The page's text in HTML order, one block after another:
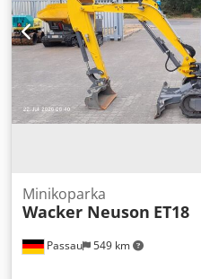
Passau 549 km
Minikoparka
Wacker Neuson ET18